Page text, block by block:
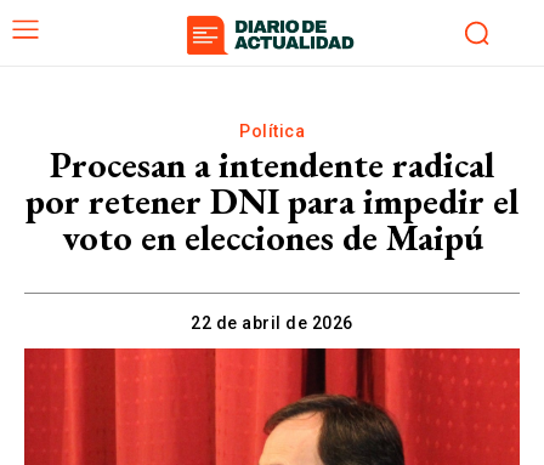
Política
Procesan a intendente radical
por retener DNI para impedir el
voto en elecciones de Maipú
22 de abril de 2026